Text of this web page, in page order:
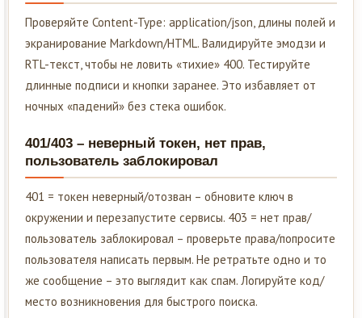
Проверяйте Content-Type: application/json, длины полей и
экранирование Markdown/HTML. Валидируйте эмодзи и
RTL-текст, чтобы не ловить «тихие» 400. Тестируйте
длинные подписи и кнопки заранее. Это избавляет от
ночных «падений» без стека ошибок.
401/403 – неверный токен, нет прав,
пользователь заблокировал
401 = токен неверный/отозван – обновите ключ в
окружении и перезапустите сервисы. 403 = нет прав/
пользователь заблокировал – проверьте права/попросите
пользователя написать первым. Не ретратьте одно и то
же сообщение – это выглядит как спам. Логируйте код/
место возникновения для быстрого поиска.